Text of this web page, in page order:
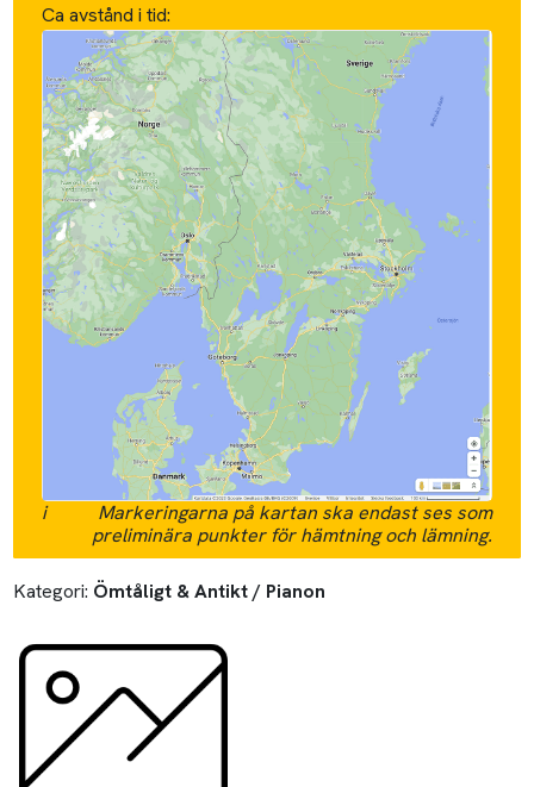
Ca avstånd i tid:
i
Markeringarna på kartan ska endast ses som
preliminära punkter för hämtning och lämning.
Kategori: Ömtåligt & Antikt / Pianon